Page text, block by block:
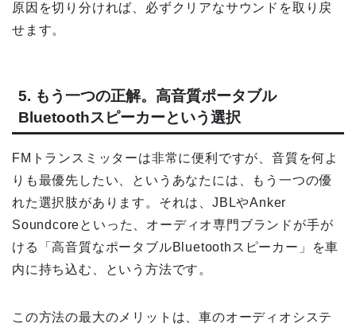
原因を切り分ければ、必ずクリアなサウンドを取り戻
せます。
5. もう一つの正解。高音質ポータブル
Bluetoothスピーカーという選択
FMトランスミッターは非常に便利ですが、音質を何よ
りも最優先したい、というあなたには、もう一つの優
れた選択肢があります。それは、JBLやAnker
Soundcoreといった、オーディオ専門ブランドが手が
ける「高音質なポータブルBluetoothスピーカー」を車
内に持ち込む、という方法です。
この方法の最大のメリットは、車のオーディオシステ